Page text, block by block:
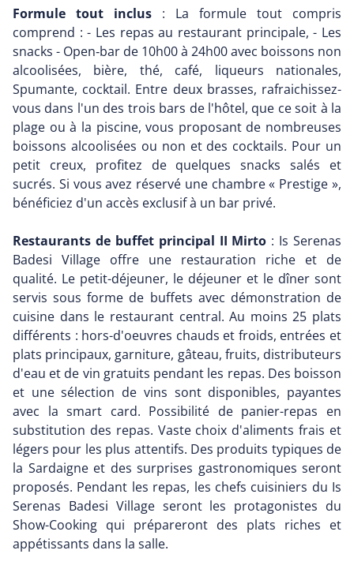
Formule tout inclus : La formule tout compris
comprend : - Les repas au restaurant principale, - Les
snacks - Open‐bar de 10h00 à 24h00 avec boissons non
alcoolisées, bière, thé, café, liqueurs nationales,
Spumante, cocktail. Entre deux brasses, rafraichissez-
vous dans l'un des trois bars de l'hôtel, que ce soit à la
plage ou à la piscine, vous proposant de nombreuses
boissons alcoolisées ou non et des cocktails. Pour un
petit creux, profitez de quelques snacks salés et
sucrés. Si vous avez réservé une chambre « Prestige »,
bénéficiez d'un accès exclusif à un bar privé.
Restaurants de buffet principal II Mirto : Is Serenas
Badesi Village offre une restauration riche et de
qualité. Le petit-déjeuner, le déjeuner et le dîner sont
servis sous forme de buffets avec démonstration de
cuisine dans le restaurant central. Au moins 25 plats
différents : hors-d'oeuvres chauds et froids, entrées et
plats principaux, garniture, gâteau, fruits, distributeurs
d'eau et de vin gratuits pendant les repas. Des boisson
et une sélection de vins sont disponibles, payantes
avec la smart card. Possibilité de panier-repas en
substitution des repas. Vaste choix d'aliments frais et
légers pour les plus attentifs. Des produits typiques de
la Sardaigne et des surprises gastronomiques seront
proposés. Pendant les repas, les chefs cuisiniers du Is
Serenas Badesi Village seront les protagonistes du
Show-Cooking qui prépareront des plats riches et
appétissants dans la salle.